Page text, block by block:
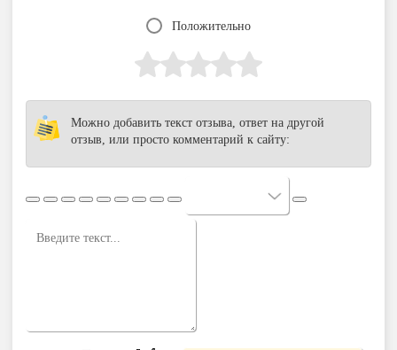
Положительно
Можно добавить текст отзыва, ответ на другой
отзыв, или просто комментарий к сайту: